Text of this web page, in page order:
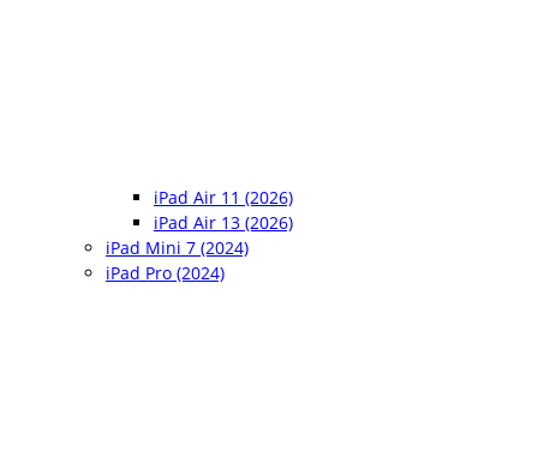
iPad Air 11 (2026)
iPad Air 13 (2026)
iPad Mini 7 (2024)
iPad Pro (2024)